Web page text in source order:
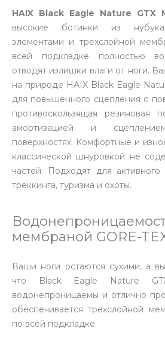
HAIX Black Eagle Nature GTX
высокие ботинки из
элементами и трехслойной
всей подкладке полностью
отводят излишки влаги от ноги.
на природе HAIX Black Eagle
для повышенного сцепления с
противоскользящая резиновая
амортизацией и
поверхностях. Комфортные и
классической шнуровкой не
частей. Подходят для
треккинга, туризма и охоты.
мембраной GORE-
Ваши ноги остаются сухими, а
что Black Eagle Nature
водонепроницаемы и отлично
обеспечивается трехслойной
по всей подкладке.